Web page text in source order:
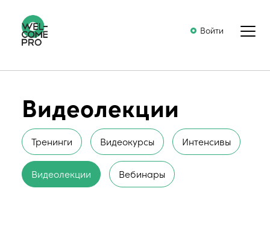
Войти
Видеолекции
Тренинги Видеокурсы Интенсивы
Видеолекции Вебинары